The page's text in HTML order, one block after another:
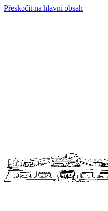
Přeskočit na hlavní obsah